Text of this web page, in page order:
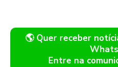
🌎 Quer receber
Entre na